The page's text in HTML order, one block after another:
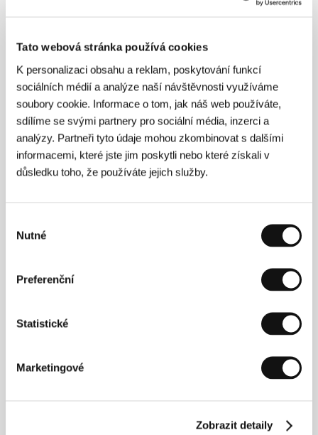
Tato webová stránka používá cookies
K personalizaci obsahu a reklam, poskytování funkcí
sociálních médií a analýze naší návštěvnosti využíváme
soubory cookie. Informace o tom, jak náš web používáte,
sdílíme se svými partnery pro sociální média, inzerci a
analýzy. Partneři tyto údaje mohou zkombinovat s dalšími
informacemi, které jste jim poskytli nebo které získali v
důsledku toho, že používáte jejich služby.
souhlasu
Nutné
Preferenční
Statistické
Marketingové
Zobrazit detaily
Zdeněk Zelenka
Klempířová/ ProducentViktor Průša
Česká televize / Czech Television
/ HrajíJiřina
Bohdalová, Anna Sováková, Václav Vorlíček,
Otakar Vávra, Jiří Menzel, Lubomír Lipský/
KontaktCzech Television, Festival Department
Kontakty
Tel: +420 261 137 438; +420 261 137 106
petra.stovikova@ceskatelevize.cz